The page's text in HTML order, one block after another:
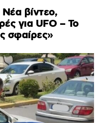
βίντεο,
για UFO – Το
σφαίρες»